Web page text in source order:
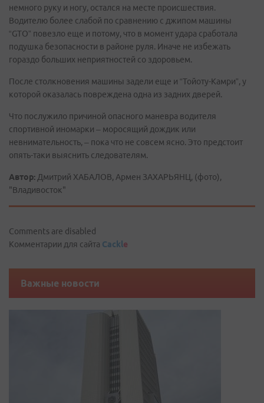
немного руку и ногу, остался на месте происшествия.
Водителю более слабой по сравнению с джипом машины
“GTO” повезло еще и потому, что в момент удара сработала
подушка безопасности в районе руля. Иначе не избежать
гораздо больших неприятностей со здоровьем.
После столкновения машины задели еще и “Тойоту-Камри”, у
которой оказалась повреждена одна из задних дверей.
Что послужило причиной опасного маневра водителя
спортивной иномарки – моросящий дождик или
невнимательность, – пока что не совсем ясно. Это предстоит
опять-таки выяснить следователям.
Автор: Дмитрий ХАБАЛОВ, Армен ЗАХАРЬЯНЦ, (фото),
"Владивосток"
Comments are disabled
Комментарии для сайта Cackle
Важные новости